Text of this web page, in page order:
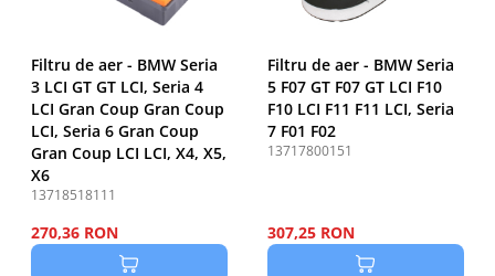
Filtru de aer - BMW Seria
3 LCI GT GT LCI, Seria 4
LCI Gran Coup Gran Coup
LCI, Seria 6 Gran Coup
Gran Coup LCI LCI, X4, X5,
X6
13718518111
270,36 RON
Filtru de aer - BMW Seria
5 F07 GT F07 GT LCI F10
F10 LCI F11 F11 LCI, Seria
7 F01 F02
13717800151
307,25 RON